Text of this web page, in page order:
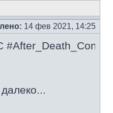
14 фев 2021, 14:25